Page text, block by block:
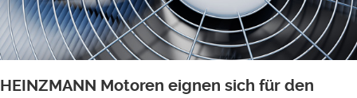
HEINZMANN Motoren eignen sich für den